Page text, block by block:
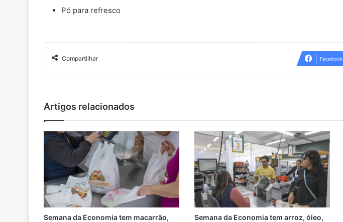
Pó para refresco
Compartilhar Facebook
Artigos relacionados
Semana da Economia tem macarrão, Semana da Economia tem arroz, óleo,